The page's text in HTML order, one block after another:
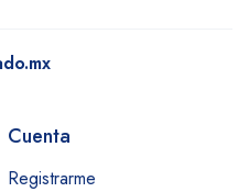
Cuenta
Registrarme